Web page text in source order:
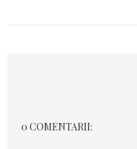
0 COMENTARII: